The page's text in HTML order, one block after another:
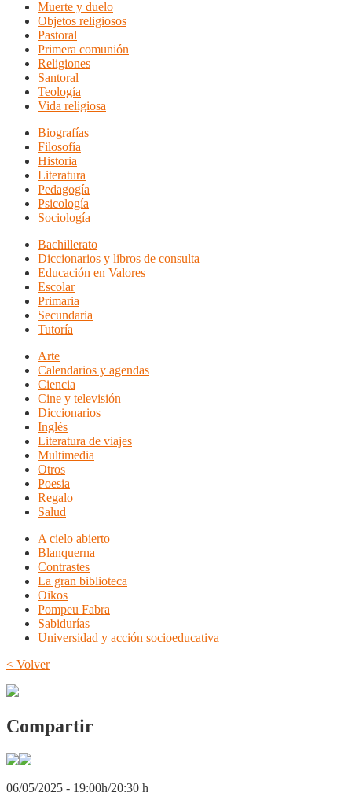
Muerte y duelo
Objetos religiosos
Pastoral
Primera comunión
Religiones
Santoral
Teología
Vida religiosa
Biografías
Filosofía
Historia
Literatura
Pedagogía
Psicología
Sociología
Bachillerato
Diccionarios y libros de consulta
Educación en Valores
Escolar
Primaria
Secundaria
Tutoría
Arte
Calendarios y agendas
Ciencia
Cine y televisión
Diccionarios
Inglés
Literatura de viajes
Multimedia
Otros
Poesia
Regalo
Salud
A cielo abierto
Blanquerna
Contrastes
La gran biblioteca
Oikos
Pompeu Fabra
Sabidurías
Universidad y acción socioeducativa
< Volver
Compartir
06/05/2025 - 19:00h/20:30 h